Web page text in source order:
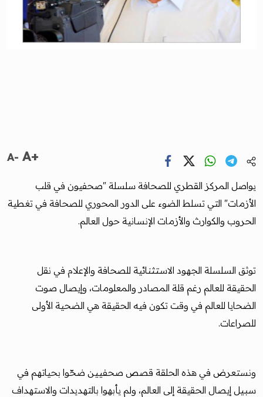
A- A+
يواصل المركز القطري للصحافة سلسلة "صحفيون في قلب
الأزمات" التي تسلط الضوء على الدور المحوري للصحافة في تغطية
الحروب والكوارث والأزمات الإنسانية حول العالم.
توثق السلسلة الجهود الاستثنائية للصحافة والإعلام في نقل
الحقيقة للعالم رغم قلة المصادر والمعلومات، وإيصال صوت
الضحايا للعالم في وقت تكون فيه الحقيقة هي الضحية الأولى
للصراعات.
ونستعرض في هذه الحلقة قصص صحفيين ضحّوا بحياتهم في
سبيل إيصال الحقيقة إلى العالم، ولم يأبهوا بالتهديدات والاستهداف